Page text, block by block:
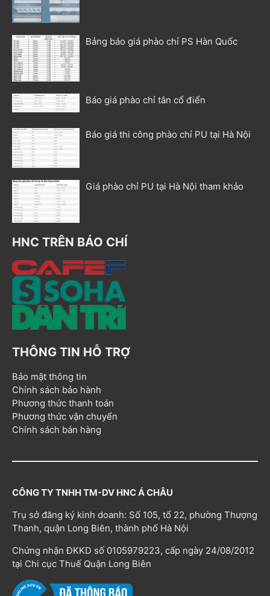
Bảng báo giá phào chỉ PS Hàn Quốc
Báo giá phào chỉ tân cổ điển
Báo giá thi công phào chỉ PU tại Hà Nội
Giá phào chỉ PU tại Hà Nội tham khảo
HNC TRÊN BÁO CHÍ
THÔNG TIN HỖ TRỢ
Bảo mật thông tin
Chính sách bảo hành
Phương thức thanh toán
Phương thức vận chuyển
Chính sách bán hàng
CÔNG TY TNHH TM-DV HNC Á CHÂU
Trụ sở đăng ký kinh doanh: Số 105, tổ 22, phường Thượng
Thanh, quận Long Biên, thành phố Hà Nội
Chứng nhận ĐKKD số 0105979223, cấp ngày 24/08/2012
tại Chi cục Thuế Quận Long Biên